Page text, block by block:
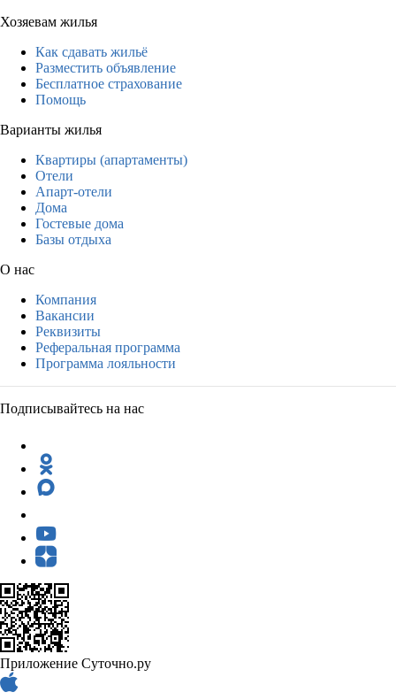
Хозяевам жилья
Как сдавать жильё
Разместить объявление
Бесплатное страхование
Помощь
Варианты жилья
Квартиры (апартаменты)
Отели
Апарт-отели
Дома
Гостевые дома
Базы отдыха
О нас
Компания
Вакансии
Реквизиты
Реферальная программа
Программа лояльности
Подписывайтесь на нас
Приложение Суточно.ру